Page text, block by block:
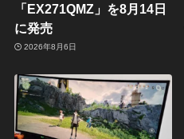
「EX271QMZ」を8月14日
に発売
2026年8月6日